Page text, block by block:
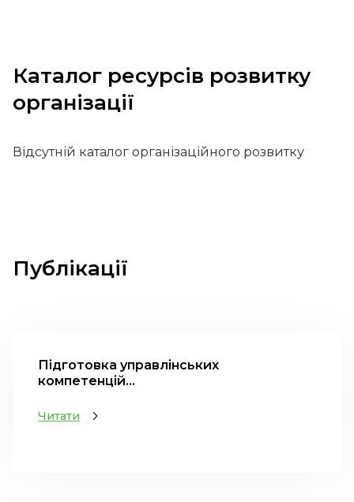
Каталог ресурсів розвитку
організації
Відсутній каталог організаційного розвитку
Публікації
Підготовка управлінських
компетенцій...
Читати